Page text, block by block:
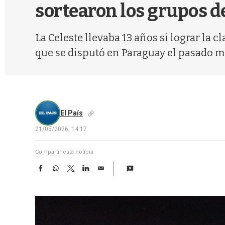
sortearon los grupos
La Celeste llevaba 13 años si lograr la
que se disputó en Paraguay el pasado
El País
21/05/2026, 14:17
Compartir esta noticia
F
e
W
t
T
w
t
L
k
E
i